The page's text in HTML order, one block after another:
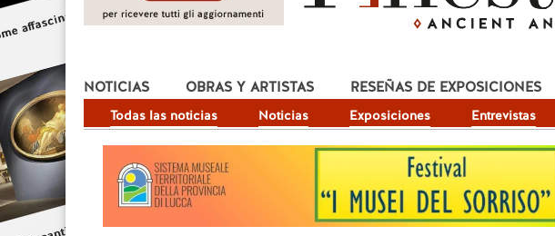
NOTICIAS
Todas las noticias Noticias Exposiciones Entrevistas
OBRAS Y ARTISTAS RESEÑAS DE EXPOSICIONES